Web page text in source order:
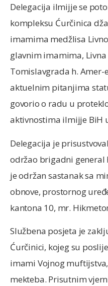
Delegacija ilmijje se
kompleksu Ćurčinica
imamima medžlisa
glavnim imamima,
Tomislavgrada h. Amer-
aktuelnim pitanjima
govorio o radu u
aktivnostima ilmijje BiH
Delegacija je
održao brigadni general
je održan sastanak sa
obnove, prostornog
kantona 10, mr.
Službena posjeta je
Ćurčinici, kojeg su
imami Vojnog
mekteba. Prisutnim